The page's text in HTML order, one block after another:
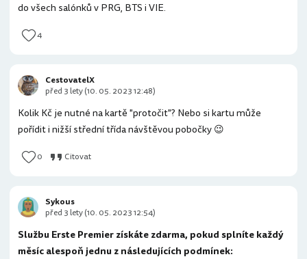
do všech salónků v PRG, BTS i VIE.
4
Kolik Kč je nutné na kartě "protočit"? Nebo si kartu může
pořídit i nižší střední třída návštěvou pobočky 😉
0 Citovat
CestovatelX
před 3 lety (10. 05. 2023 12:48)
Službu Erste Premier získáte zdarma, pokud splníte každý
měsíc alespoň jednu z následujících podmínek:
Sykous
před 3 lety (10. 05. 2023 12:54)